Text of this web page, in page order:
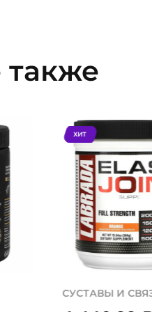
также
ХИТ
СУСТАВЫ И